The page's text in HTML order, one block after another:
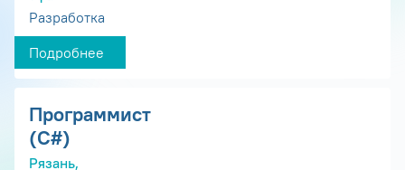
Разработка
Подробнее
Программист
(С#)
Рязань,